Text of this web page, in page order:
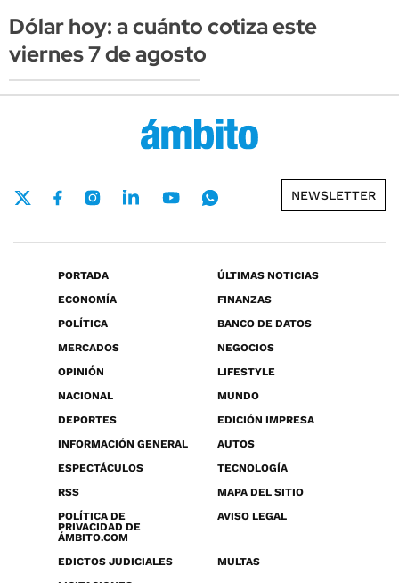
Dólar hoy: a cuánto cotiza este
viernes 7 de agosto
NEWSLETTER
PORTADA
ÚLTIMAS NOTICIAS
ECONOMÍA
FINANZAS
POLÍTICA
BANCO DE DATOS
MERCADOS
NEGOCIOS
OPINIÓN
LIFESTYLE
NACIONAL
MUNDO
DEPORTES
EDICIÓN IMPRESA
INFORMACIÓN GENERAL
AUTOS
ESPECTÁCULOS
TECNOLOGÍA
RSS
MAPA DEL SITIO
POLÍTICA DE
PRIVACIDAD DE
ÁMBITO.COM
AVISO LEGAL
EDICTOS JUDICIALES
MULTAS